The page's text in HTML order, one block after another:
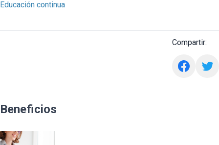
Educación continua
Compartir:
Beneficios